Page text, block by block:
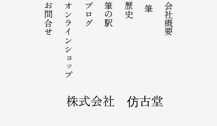
会社概要
筆
歴史
筆の駅
ブログ
オンラインショップ
お問合せ
株式会社 仿古堂